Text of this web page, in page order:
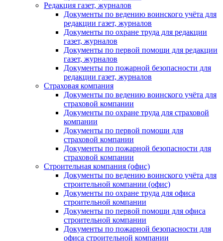
Редакция газет, журналов
Документы по ведению воинского учёта для
редакции газет, журналов
Документы по охране труда для редакции
газет, журналов
Документы по первой помощи для редакции
газет, журналов
Документы по пожарной безопасности для
редакции газет, журналов
Страховая компания
Документы по ведению воинского учёта для
страховой компании
Документы по охране труда для страховой
компании
Документы по первой помощи для
страховой компании
Документы по пожарной безопасности для
страховой компании
Строительная компания (офис)
Документы по ведению воинского учёта для
строительной компании (офис)
Документы по охране труда для офиса
строительной компании
Документы по первой помощи для офиса
строительной компании
Документы по пожарной безопасности для
офиса строительной компании